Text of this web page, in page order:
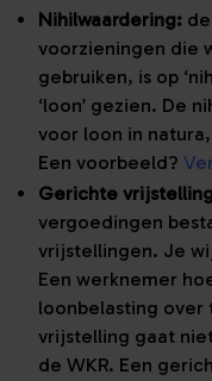
Nihilwaardering:
voorzieningen die
gebruiken, is op
‘loon’ gezien. De
voor loon in
Een voorbeeld?
Gerichte
vergoedingen
vrijstellingen. Je
Een werknemer
loonbelasting over
vrijstelling gaat
de WKR. Een